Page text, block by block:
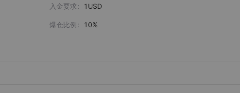
入金要求 1USD
爆仓比例 10%